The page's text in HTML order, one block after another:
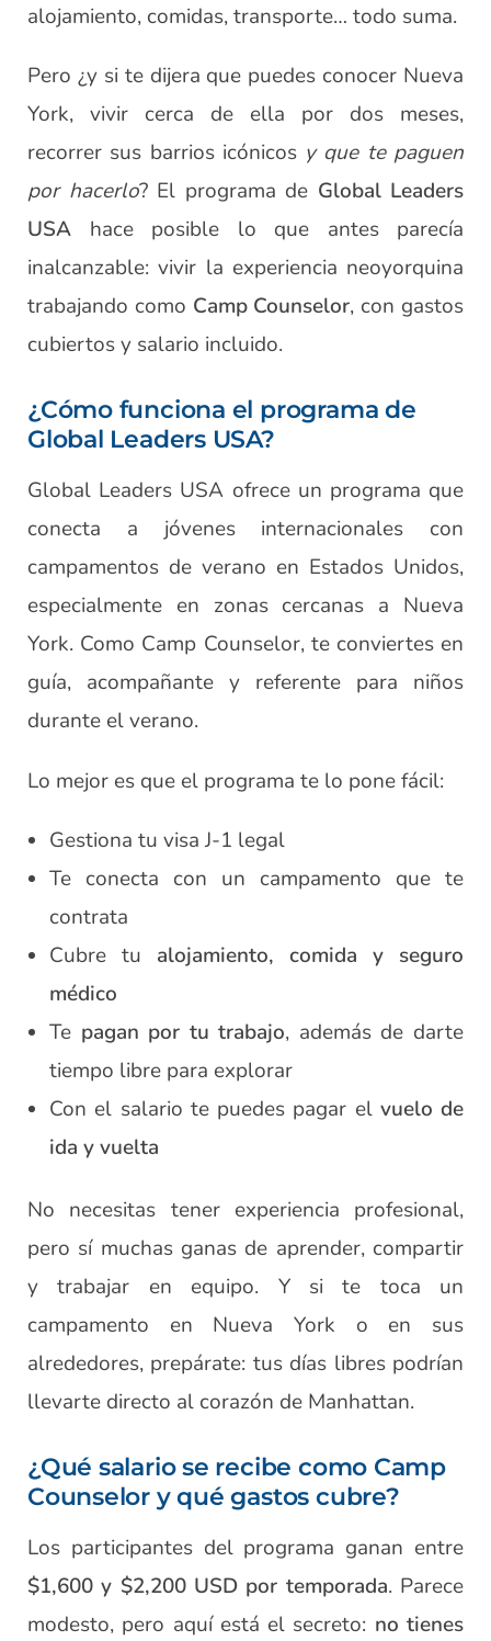
alojamiento, comidas, transporte… todo suma.
Pero ¿y si te dijera que puedes conocer Nueva
York, vivir cerca de ella por dos meses,
recorrer sus barrios icónicos y que te paguen
por hacerlo? El programa de Global Leaders
USA hace posible lo que antes parecía
inalcanzable: vivir la experiencia neoyorquina
trabajando como Camp Counselor, con gastos
cubiertos y salario incluido.
¿Cómo funciona el programa de
Global Leaders USA?
Global Leaders USA ofrece un programa que
conecta a jóvenes internacionales con
campamentos de verano en Estados Unidos,
especialmente en zonas cercanas a Nueva
York. Como Camp Counselor, te conviertes en
guía, acompañante y referente para niños
durante el verano.
Lo mejor es que el programa te lo pone fácil:
Gestiona tu visa J-1 legal
Te conecta con un campamento que te
contrata
Cubre tu alojamiento, comida y seguro
médico
Te pagan por tu trabajo, además de darte
tiempo libre para explorar
Con el salario te puedes pagar el vuelo de
ida y vuelta
No necesitas tener experiencia profesional,
pero sí muchas ganas de aprender, compartir
y trabajar en equipo. Y si te toca un
campamento en Nueva York o en sus
alrededores, prepárate: tus días libres podrían
llevarte directo al corazón de Manhattan.
¿Qué salario se recibe como Camp
Counselor y qué gastos cubre?
Los participantes del programa ganan entre
$1,600 y $2,200 USD por temporada. Parece
modesto, pero aquí está el secreto: no tienes